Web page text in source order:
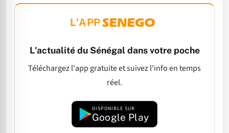
L'APP
L'actualité du Sénégal dans votre poche
Téléchargez l'app gratuite et suivez l'info en temps
réel.
DISPONIBLE SUR
Google Play